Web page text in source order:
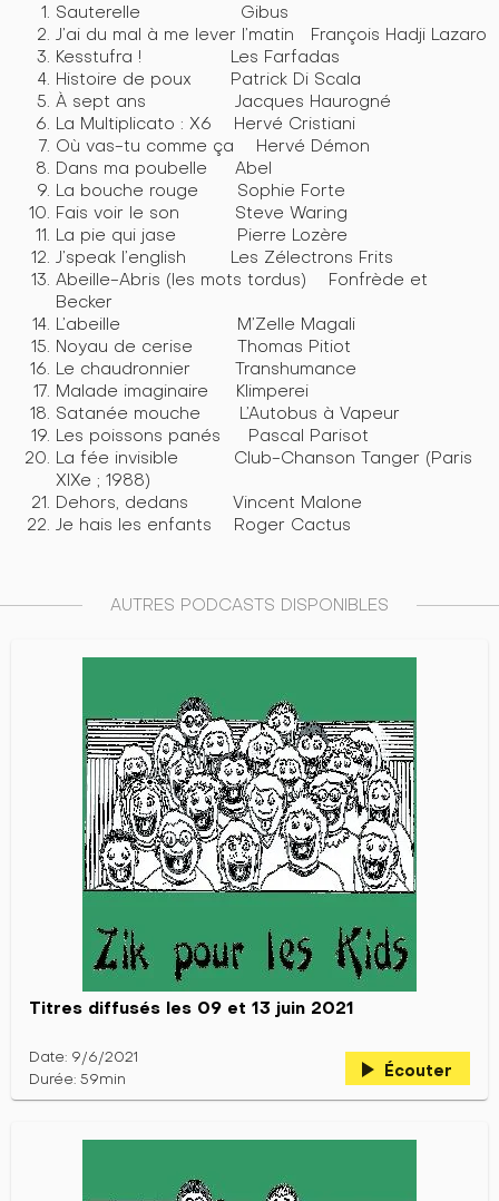
Sauterelle Gibus
J’ai du mal à me lever l’matin François Hadji Lazaro
Kesstufra ! Les Farfadas
Histoire de poux Patrick Di Scala
À sept ans Jacques Haurogné
La Multiplicato : X6 Hervé Cristiani
Où vas-tu comme ça Hervé Démon
Dans ma poubelle Abel
La bouche rouge Sophie Forte
Fais voir le son Steve Waring
La pie qui jase Pierre Lozère
J’speak l’english Les Zélectrons Frits
Abeille-Abris (les mots tordus) Fonfrède et
Becker
L’abeille M’Zelle Magali
Noyau de cerise Thomas Pitiot
Le chaudronnier Transhumance
Malade imaginaire Klimperei
Satanée mouche L’Autobus à Vapeur
Les poissons panés Pascal Parisot
La fée invisible Club-Chanson Tanger (Paris
XIXe ; 1988)
Dehors, dedans Vincent Malone
Je hais les enfants Roger Cactus
AUTRES PODCASTS DISPONIBLES
Titres diffusés les 09 et 13 juin 2021
Date: 9/6/2021
Durée: 59min
play_arrow Écouter